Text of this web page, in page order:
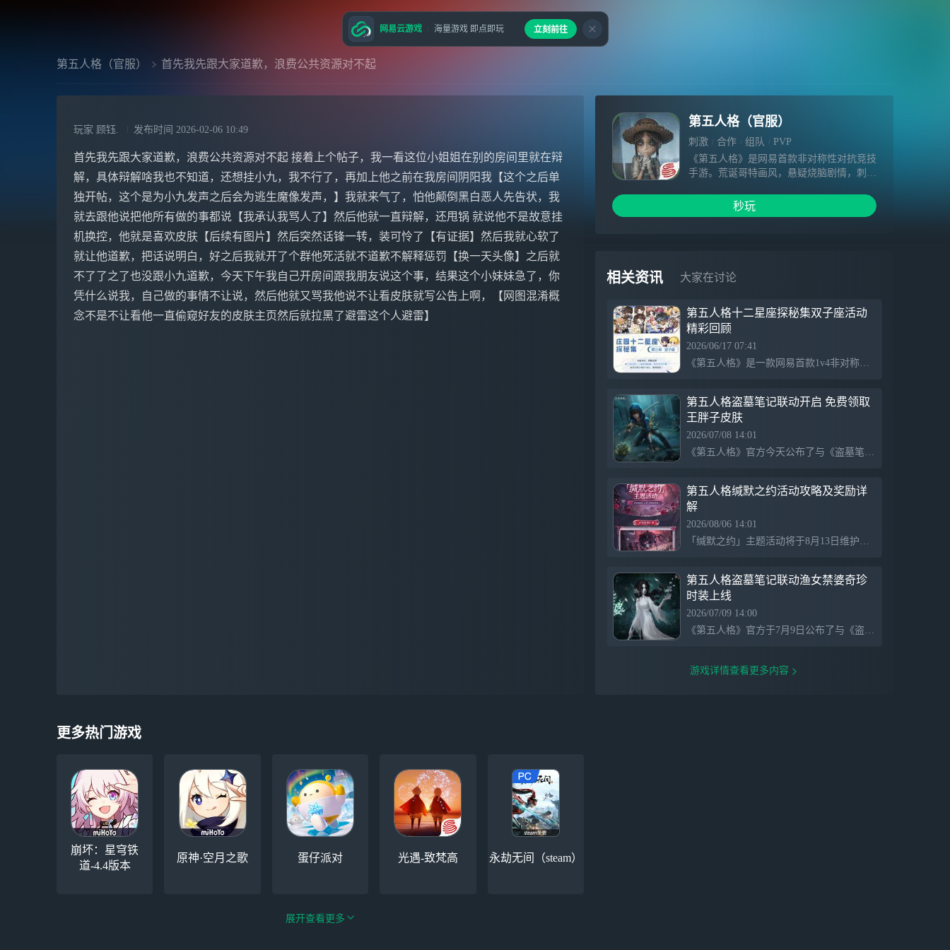
第五人格（官服） 首先我先跟大家道歉，浪费公共资源对不起
玩家 顾钰. 发布时间 2026-02-06 10:49
首先我先跟大家道歉，浪费公共资源对不起 接着上个帖子，我一看这位小姐姐在别的房间里就在辩
解，具体辩解啥我也不知道，还想挂小九，我不行了，再加上他之前在我房间阴阳我【这个之后单
独开帖，这个是为小九发声之后会为逃生魔像发声，】我就来气了，怕他颠倒黑白恶人先告状，我
就去跟他说把他所有做的事都说【我承认我骂人了】然后他就一直辩解，还甩锅 就说他不是故意挂
机换控，他就是喜欢皮肤【后续有图片】然后突然话锋一转，装可怜了【有证据】然后我就心软了
就让他道歉，把话说明白，好之后我就开了个群他死活就不道歉不解释惩罚【换一天头像】之后就
不了了之了也没跟小九道歉，今天下午我自己开房间跟我朋友说这个事，结果这个小妹妹急了，你
凭什么说我，自己做的事情不让说，然后他就又骂我他说不让看皮肤就写公告上啊，【网图混淆概
念不是不让看他一直偷窥好友的皮肤主页然后就拉黑了避雷这个人避雷】
第五人格（官服）
刺激 合作 组队
PVP
《第五人格》是网易首款非对称性对抗竞技
手游。荒诞哥特画风，悬疑烧脑剧情，刺激
戏体验。玩家将扮演侦探奥尔菲斯，在收到
一封神秘的委托信后，进入恶名昭著的庄园
演监管者或求生者，展开激烈的对抗。而在
调查的过程，无限接近事实时，却发现越来
秒玩
相关资讯 大家在讨论
第五人格十二星座探秘集双子座活动
精彩回顾
2026/06/17 07:41
《第五人格》是一款网易首款1v4非对称竞技手游。2026年6月13日至14日，游戏举办了线下主题活动“欧利蒂丝庄园十二星座探秘集·双子座”，吸引了众多玩家参与。活动现场气氛热烈，角色cos演绎、趣味玩法和限定福利令访客流连忘返。通过完成任务，玩家可获赠多种星座主题纪念品。虽然双子座活动已圆满落幕，但更多星座活动正在筹备中，庄园大门始终为热爱者敞开。
第五人格盗墓笔记联动开启 免费领取
王胖子皮肤
2026/07/08 14:01
《第五人格》官方今天公布了与《盗墓笔记》的联动内容，第一弹将于7月16日上线，包含吴邪、张起灵和王胖子的奇珍时装及配套物品。玩家可通过活动任务免费领取渔女禁婆的奇珍时装，王胖子的皮肤也将在联动期间登录游戏后免费获得，此次联动受到了玩家的热烈欢迎。
第五人格缄默之约活动攻略及奖励详
解
2026/08/06 14:01
「缄默之约」主题活动将于8月13日维护后开启，带来新剧情玩法，完成任务可获得专属头像和动态表情等奖励。活动期间，商城和活动商店将上新高人气时装、随从和家具碎片，玩家可补齐之前错过的收藏。建议玩家在维护前下线以避免进度丢失，开服后第一时间完成日常任务和领取邮件补偿。
第五人格盗墓笔记联动渔女禁婆奇珍
时装上线
2026/07/09 14:00
《第五人格》官方于7月9日公布了与《盗墓笔记》的联动首弹【奇珍时装】渔女-禁婆的立绘效果，定于7月16日上线。该时装具有奇珍品质，设计风格阴森恐怖，包含一柄带彼岸花装饰的长杖和落泪特效，契合禁婆这一经典怪物形象。
游戏详情查看更多内容
更多热门游戏
崩坏：星穹铁
道-4.4版本
原神·空月之歌 蛋仔派对 光遇-致梵高 永劫无间（steam）
展开查看更多
网易云游戏 海量游戏 即点即玩 立刻前往